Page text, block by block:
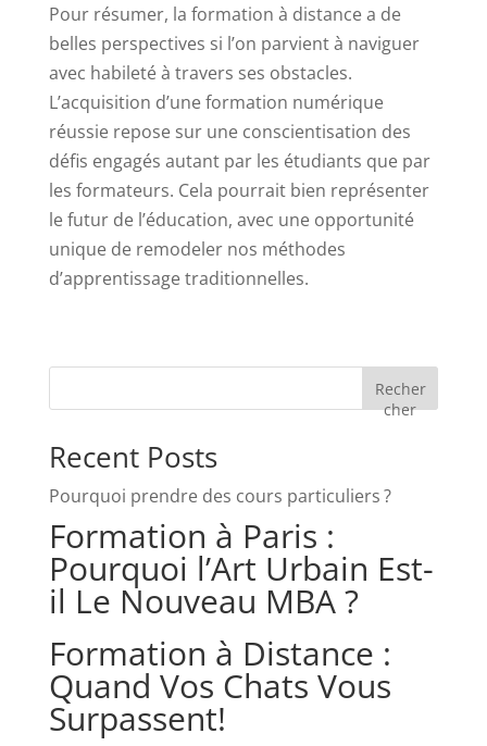
Pour résumer, la formation à distance a de
belles perspectives si l’on parvient à naviguer
avec habileté à travers ses obstacles.
L’acquisition d’une formation numérique
réussie repose sur une conscientisation des
défis engagés autant par les étudiants que par
les formateurs. Cela pourrait bien représenter
le futur de l’éducation, avec une opportunité
unique de remodeler nos méthodes
d’apprentissage traditionnelles.
Recher
cher
Recent Posts
Pourquoi prendre des cours particuliers ?
Formation à Paris :
Pourquoi l’Art Urbain Est-
il Le Nouveau MBA ?
Formation à Distance :
Quand Vos Chats Vous
Surpassent!